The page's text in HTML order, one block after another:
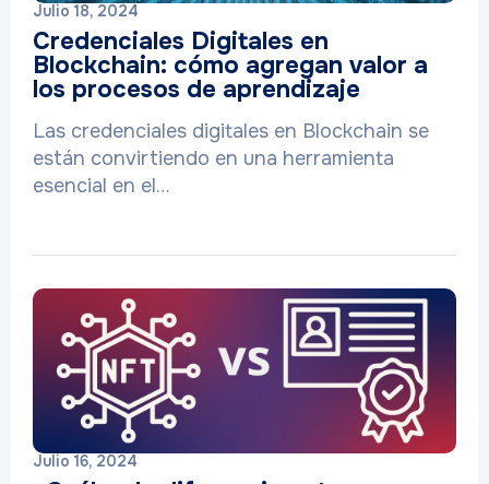
Julio 18, 2024
Credenciales Digitales en
Blockchain: cómo agregan valor a
los procesos de aprendizaje
Las credenciales digitales en Blockchain se
están convirtiendo en una herramienta
esencial en el…
Julio 16, 2024